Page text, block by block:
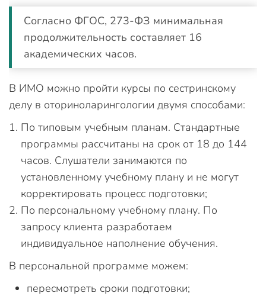
Согласно ФГОС, 273-ФЗ минимальная
продолжительность составляет 16
академических часов.
В ИМО можно пройти курсы по сестринскому
делу в оториноларингологии двумя способами:
По типовым учебным планам. Стандартные
программы рассчитаны на срок от 18 до 144
часов. Слушатели занимаются по
установленному учебному плану и не могут
корректировать процесс подготовки;
По персональному учебному плану. По
запросу клиента разработаем
индивидуальное наполнение обучения.
В персональной программе можем:
пересмотреть сроки подготовки;